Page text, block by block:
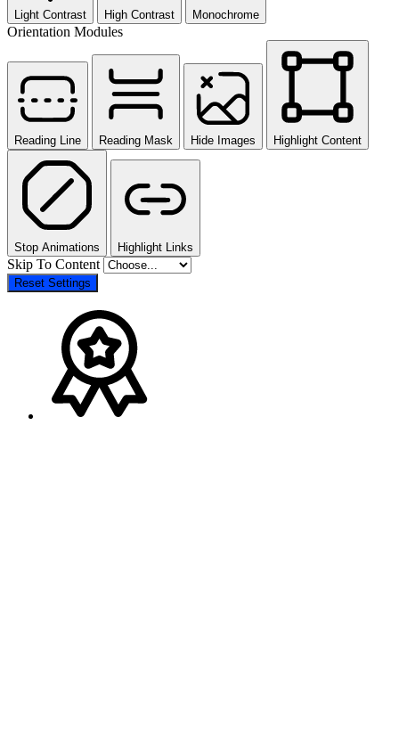
Light Contrast High Contrast Monochrome
Orientation Modules
Reading Line Reading Mask Hide Images Highlight Content
Stop Animations Highlight Links
Skip To Content
Reset Settings